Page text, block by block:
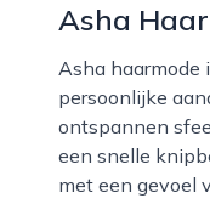
Asha
Asha haarmode is een kapper in rotterdam die zich richt op mensen die waarde hechten aan
persoonlijke
ontspannen
een snelle
met een gevoel